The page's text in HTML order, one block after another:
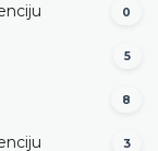
0
5
8
3